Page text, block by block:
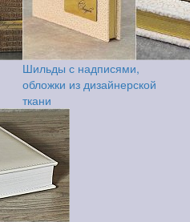
Шильды с надписями,
обложки из дизайнерской
ткани